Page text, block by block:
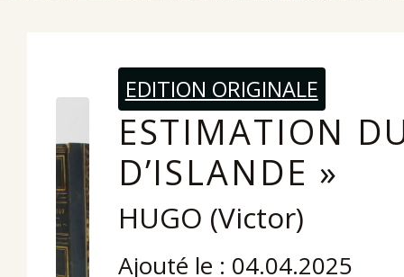
EDITION ORIGINALE
ESTIMATION
D’ISLANDE »
HUGO (Victor)
Ajouté le : 04.04.2025